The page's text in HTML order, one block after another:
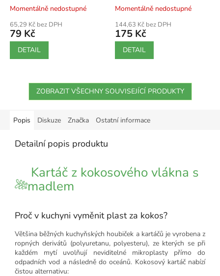
Momentálně nedostupné
65,29 Kč bez DPH
79 Kč
DETAIL
Momentálně nedostupné
144,63 Kč bez DPH
175 Kč
DETAIL
ZOBRAZIT VŠECHNY SOUVISEJÍCÍ PRODUKTY
Popis Diskuze Značka Ostatní informace
Detailní popis produktu
Kartáč z kokosového vlákna s
madlem
Proč v kuchyni vyměnit plast za kokos?
Většina běžných kuchyňských houbiček a kartáčů je vyrobena z
ropných derivátů (polyuretanu, polyesteru), ze kterých se při
každém mytí uvolňují neviditelné mikroplasty přímo do
odpadních vod a následně do oceánů. Kokosový kartáč nabízí
čistou alternativu: